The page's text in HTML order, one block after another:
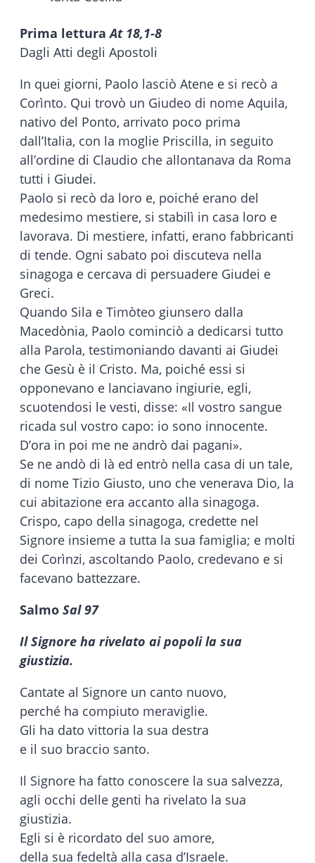
Prima letturaAt 18,1-8
Dagli Atti degli Apostoli
In quei giorni, Paolo lasciò Atene e si recò a
Corìnto. Qui trovò un Giudeo di nome Aquila,
nativo del Ponto, arrivato poco prima
dall’Italia, con la moglie Priscilla, in seguito
all’ordine di Claudio che allontanava da Roma
tutti i Giudei.
Paolo si recò da loro e, poiché erano del
medesimo mestiere, si stabilì in casa loro e
lavorava. Di mestiere, infatti, erano fabbricanti
di tende. Ogni sabato poi discuteva nella
sinagoga e cercava di persuadere Giudei e
Greci.
Quando Sila e Timòteo giunsero dalla
Macedònia, Paolo cominciò a dedicarsi tutto
alla Parola, testimoniando davanti ai Giudei
che Gesù è il Cristo. Ma, poiché essi si
opponevano e lanciavano ingiurie, egli,
scuotendosi le vesti, disse: «Il vostro sangue
ricada sul vostro capo: io sono innocente.
D’ora in poi me ne andrò dai pagani».
Se ne andò di là ed entrò nella casa di un tale,
di nome Tizio Giusto, uno che venerava Dio, la
cui abitazione era accanto alla sinagoga.
Crispo, capo della sinagoga, credette nel
Signore insieme a tutta la sua famiglia; e molti
dei Corìnzi, ascoltando Paolo, credevano e si
facevano battezzare.
Salmo Sal 97
Il Signore ha rivelato ai popoli la sua
giustizia.
Cantate al Signore un canto nuovo,
perché ha compiuto meraviglie.
Gli ha dato vittoria la sua destra
e il suo braccio santo.
Il Signore ha fatto conoscere la sua salvezza,
agli occhi delle genti ha rivelato la sua
giustizia.
Egli si è ricordato del suo amore,
della sua fedeltà alla casa d’Israele.